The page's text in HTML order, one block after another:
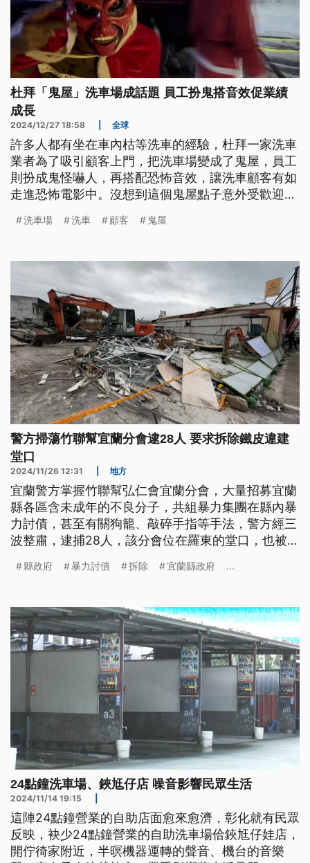
杜拜「鬼屋」洗車場成話題 員工扮鬼搭音效促業績
成長
2024/12/27 18:58 全球
許多人都有坐在車內枯等洗車的經驗，杜拜一家洗車
業者為了吸引顧客上門，把洗車場變成了鬼屋，員工
則扮成鬼怪嚇人，再搭配恐怖音效，讓洗車顧客有如
走進恐怖電影中。沒想到這個鬼屋點子意外受歡迎，
洗車場 洗車 顧客 鬼屋
警方掃蕩竹聯幫宜蘭分會逮28人 要求拆除鐵皮違建
堂口
2024/11/26 12:31 地方
宜蘭警方掌握竹聯幫弘仁會宜蘭分會，大量招募宜蘭
縣各區含未成年的不良分子，共組暴力集團在縣內暴
力討債，甚至有關狗籠、敲碎手指等手法，警方經三
波整肅，逮捕28人，該分會位在羅東的堂口，也被查
到場，確認拆除進度。
縣政府 暴力討債 拆除 宜蘭縣政府 ...
24點鐘洗車場、鋏尪仔店 噪音影響民眾生活
2024/11/14 19:15
這陣24點鐘營業的自助店面愈來愈濟，彰化就有民眾
反映，袂少24點鐘營業的自助洗車場佮鋏尪仔娃店，
開佇徛家附近，半暝機器運轉的聲音、機台的音樂